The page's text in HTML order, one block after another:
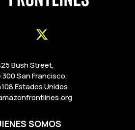
Bush Street,
San Francisco,
Estados Unidos.
SOMOS